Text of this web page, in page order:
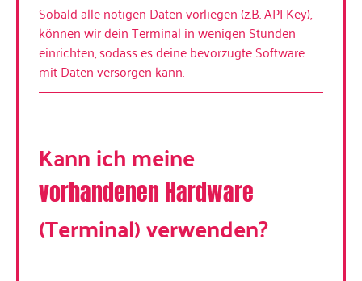
Sobald alle nötigen Daten vorliegen (z.B. API Key),
können wir dein Terminal in wenigen Stunden
einrichten, sodass es deine bevorzugte Software
mit Daten versorgen kann.
Kann ich meine
vorhandenen Hardware
(Terminal) verwenden?